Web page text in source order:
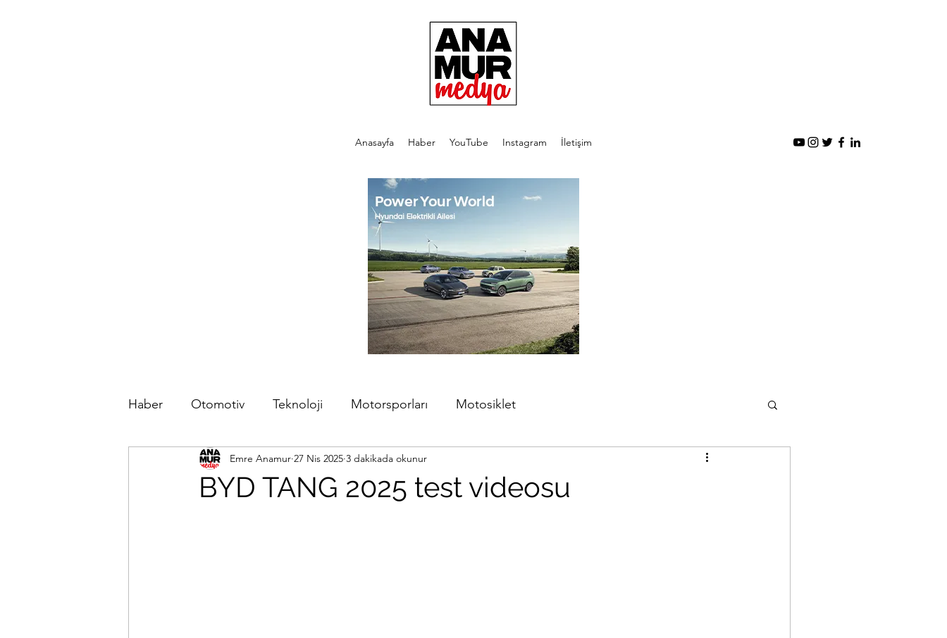
Anasayfa Haber YouTube Instagram İletişim
Haber Otomotiv Teknoloji Motorsporları Motosiklet
BYD TANG 2025 test videosu
Emre Anamur 27 Nis 2025 3 dakikada okunur